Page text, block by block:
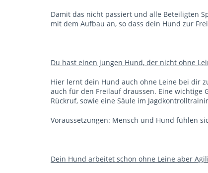
Damit das nicht passiert und alle Beteiligten
mit dem Aufbau an, so dass dein Hund zur
Du hast einen jungen Hund, der nicht ohne
Hier lernt dein Hund auch ohne Leine bei dir
auch für den Freilauf draussen. Eine wichtige
Rückruf, sowie eine Säule im
Voraussetzungen: Mensch und Hund fühlen
Dein Hund arbeitet schon ohne Leine aber